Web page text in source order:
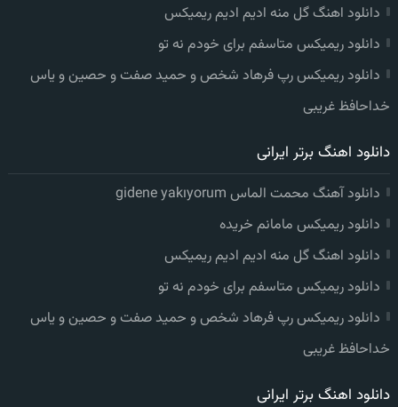
دانلود اهنگ گل منه ادیم ادیم ریمیکس
دانلود ریمیکس متاسفم برای خودم نه تو
دانلود ریمیکس رپ فرهاد شخص و حمید صفت و حصین و یاس
خداحافظ غریبی
دانلود اهنگ برتر ایرانی
دانلود آهنگ محمت الماس gidene yakıyorum
دانلود ریمیکس مامانم خریده
دانلود اهنگ گل منه ادیم ادیم ریمیکس
دانلود ریمیکس متاسفم برای خودم نه تو
دانلود ریمیکس رپ فرهاد شخص و حمید صفت و حصین و یاس
خداحافظ غریبی
دانلود اهنگ برتر ایرانی